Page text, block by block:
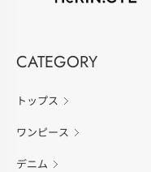
CATEGORY
トップス
ワンピース
デニム